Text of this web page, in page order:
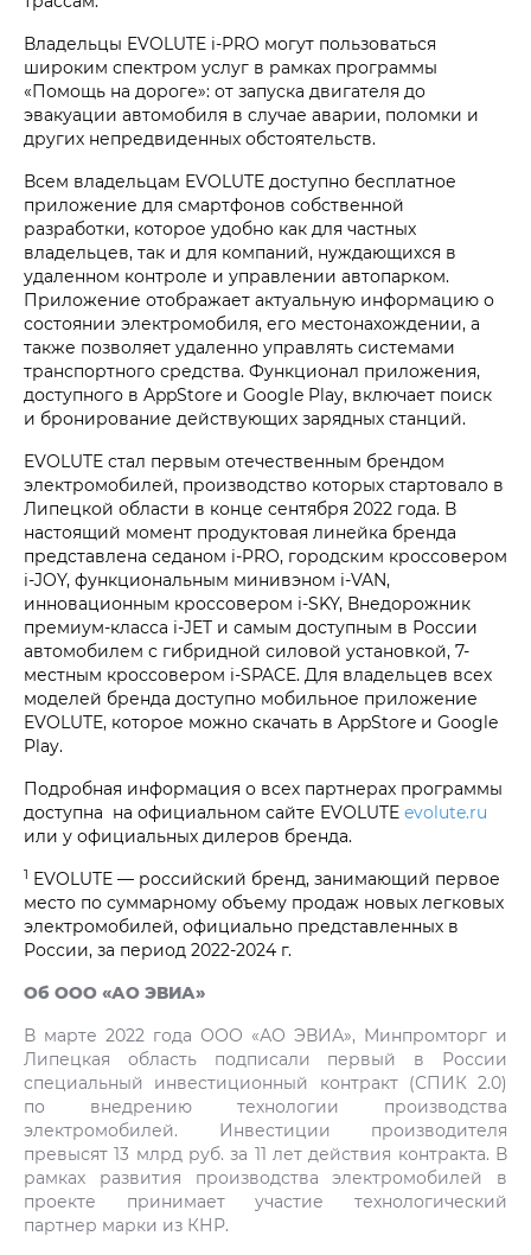
Владельцы EVOLUTE i‑PRO могут пользоваться
широким спектром услуг в рамках программы
«Помощь на дороге»: от запуска двигателя до
эвакуации автомобиля в случае аварии, поломки и
других непредвиденных обстоятельств.
Всем владельцам EVOLUTE доступно бесплатное
приложение для смартфонов собственной
разработки, которое удобно как для частных
владельцев, так и для компаний, нуждающихся в
удаленном контроле и управлении автопарком.
Приложение отображает актуальную информацию о
состоянии электромобиля, его местонахождении, а
также позволяет удаленно управлять системами
транспортного средства. Функционал приложения,
доступного в AppStore и Google Play, включает поиск
и бронирование действующих зарядных станций.
EVOLUTE стал первым отечественным брендом
электромобилей, производство которых стартовало в
Липецкой области в конце сентября 2022 года. В
настоящий момент продуктовая линейка бренда
представлена седаном i‑PRO, городским кроссовером
i‑JOY, функциональным минивэном i‑VAN,
инновационным кроссовером i‑SKY, Внедорожник
премиум-класса i‑JET и самым доступным в России
автомобилем с гибридной силовой установкой, 7-
местным кроссовером i‑SPACE. Для владельцев всех
моделей бренда доступно мобильное приложение
EVOLUTE, которое можно скачать в AppStore и Google
Play.
Подробная информация о всех партнерах программы
доступна на официальном сайте EVOLUTE evolute.ru
или у официальных дилеров бренда.
1 EVOLUTE — российский бренд, занимающий первое
место по суммарному объему продаж новых легковых
электромобилей, официально представленных в
России, за период 2022-2024 г.
Об ООО «АО ЭВИА»
В марте 2022 года ООО «АО ЭВИА», Минпромторг и
Липецкая область подписали первый в России
специальный инвестиционный контракт (СПИК 2.0)
по внедрению технологии производства
электромобилей. Инвестиции производителя
превысят 13 млрд руб. за 11 лет действия контракта. В
рамках развития производства электромобилей в
проекте принимает участие технологический
партнер марки из КНР.